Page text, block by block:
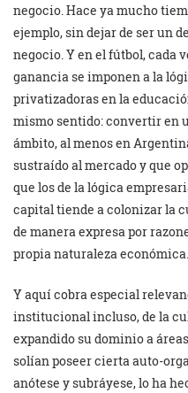
negocio. Hace ya mucho
ejemplo, sin dejar de ser un
negocio. Y en el fútbol, cada
ganancia se imponen a la
privatizadoras en la
mismo sentido: convertir en
ámbito, al menos en
sustraído al mercado y que
que los de la lógica
capital tiende a colonizar la
de manera expresa por
propia naturaleza económica.
Y aquí cobra especial
institucional incluso, de la
expandido su dominio a
solían poseer cierta auto-
anótese y subráyese, lo ha